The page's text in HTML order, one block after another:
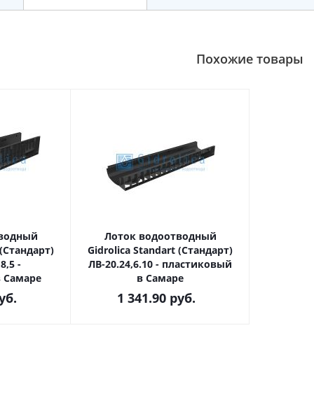
Похожие товары
-
Самаре
Лоток водоотводный
Gidrolica Standart (Стандарт)
ЛВ-20.24,6.10 - пластиковый
в Самаре
1 341.90 руб.